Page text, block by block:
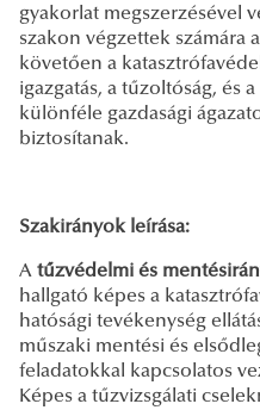
gyakorlat megszerzésével
szakon végzettek számára
követően a
igazgatás, a tűzoltóság, és
különféle gazdasági
biztosítanak.
Szakirányok leírása:
A tűzvédelmi és
hallgató képes a
hatósági tevékenység
műszaki mentési és
feladatokkal kapcsolatos
Képes a tűzvizsgálati